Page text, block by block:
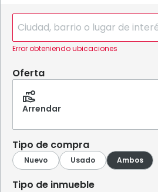
Error obteniendo ubicaciones
Oferta
Arrendar
Tipo de compra
Tipo de inmueble